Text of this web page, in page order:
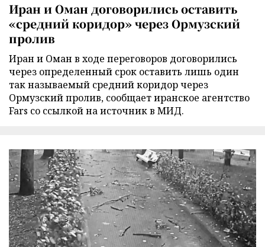
Иран и Оман договорились оставить
«средний коридор» через Ормузский
пролив
Иран и Оман в ходе переговоров договорились
через определенный срок оставить лишь один
так называемый средний коридор через
Ормузский пролив, сообщает иранское агентство
Fars со ссылкой на источник в МИД.